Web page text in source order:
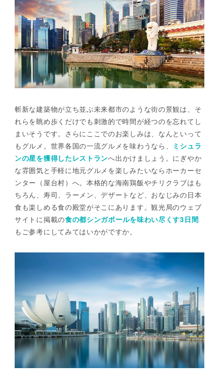
斬新な建築物が立ち並ぶ未来都市のような街の景観は、そ
れらを眺め歩くだけでも刺激的で時間が経つのを忘れてし
まいそうです。さらにここでのお楽しみは、なんといって
もグルメ。世界各国の一流グルメを味わうなら、
ミシュラ
ンの星を獲得したレストランへ出かけましょう。にぎやか
な雰囲気と手軽に地元グルメを楽しみたいならホーカーセ
ンター（屋台村）へ。本格的な海南鶏飯やチリクラブはも
ちろん、寿司、ラーメン、デザートなど、おなじみの日本
食も楽しめる食の殿堂がそこにあります。観光局のウェブ
サイトに掲載の食の都シンガポールを味わい尽くす3日間
もご参考にしてみてはいかがですか。